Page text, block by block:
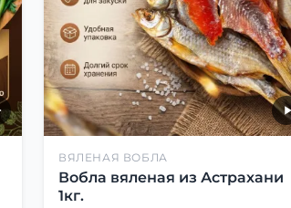
ВЯЛЕНАЯ ВОБЛА
Вобла вяленая из Астрахани
1кг.